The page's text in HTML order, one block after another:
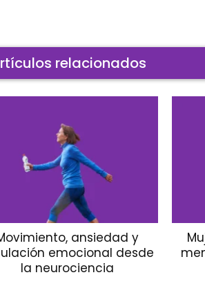
relacionados
ansiedad y
emocional desde
la neurociencia